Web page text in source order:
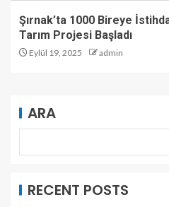
Şırnak’ta 1000 Bireye
Tarım Projesi Başladı
Eylül 19, 2025 admin
ARA
RECENT POSTS